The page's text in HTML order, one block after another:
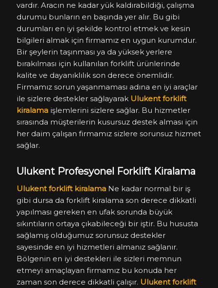
vardır. Aracın ne kadar yük kaldırabildiği, çalışma
durumu bunların en başında yer alır. Bu gibi
durumları en iyi şekilde kontrol etmek ve kesin
bilgileri almak için firmamız en uygun kurumdur.
Bir şeylerin taşınması ya da yüksek yerlere
bırakılması için kullanılan forklift ürünlerinde
kalite ve dayanıklılık son derece önemlidir.
Firmamız sorun yaşanmaması adına en iyi araçlar
ile sizlere destekler sağlayarak Ulukent forklift
kiralama işlemlerini sizlere sağlar. Bu hizmetler
sırasında müşterilerin kusursuz destek alması için
her daim çalışan firmamız sizlere sorunsuz hizmet
sağlar.
Ulukent Profesyonel Forklift Kiralama
Ulukent forklift kiralamaNe kadar normal bir iş
gibi dursa da forklift kiralama son derece dikkatli
yapılması gereken en ufak sorunda büyük
sıkıntıların ortaya çıkabileceği bir iştir. Bu hususta
sağlamış olduğumuz sorunsuz destekler
sayesinde en iyi hizmetleri almanız sağlanır.
Bölgenin en iyi destekleri ile sizleri memnun
etmeyi amaçlayan firmamız bu konuda her
zaman son derece dikkatli çalışır. Ulukent forklift